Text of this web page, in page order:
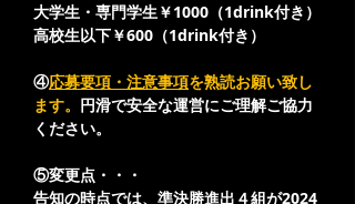
大学生・専門学生￥1000 （1drink付き）
高校生以下￥600 （1drink付き）
④応募要項・注意事項を熟読お願い致し
ます。 円滑で安全な運営にご理解ご協力
ください。
​⑤変更点・・・
告知の時点では、準決勝進出４組が2024